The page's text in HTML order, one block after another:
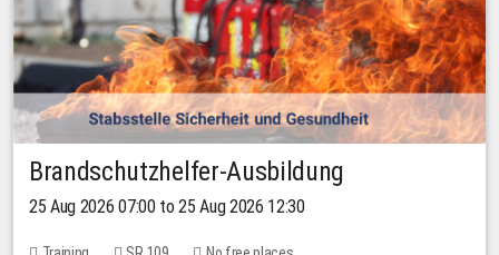
Brandschutzhelfer-Ausbildung
25 Aug 2026 07:00 to 25 Aug 2026 12:30